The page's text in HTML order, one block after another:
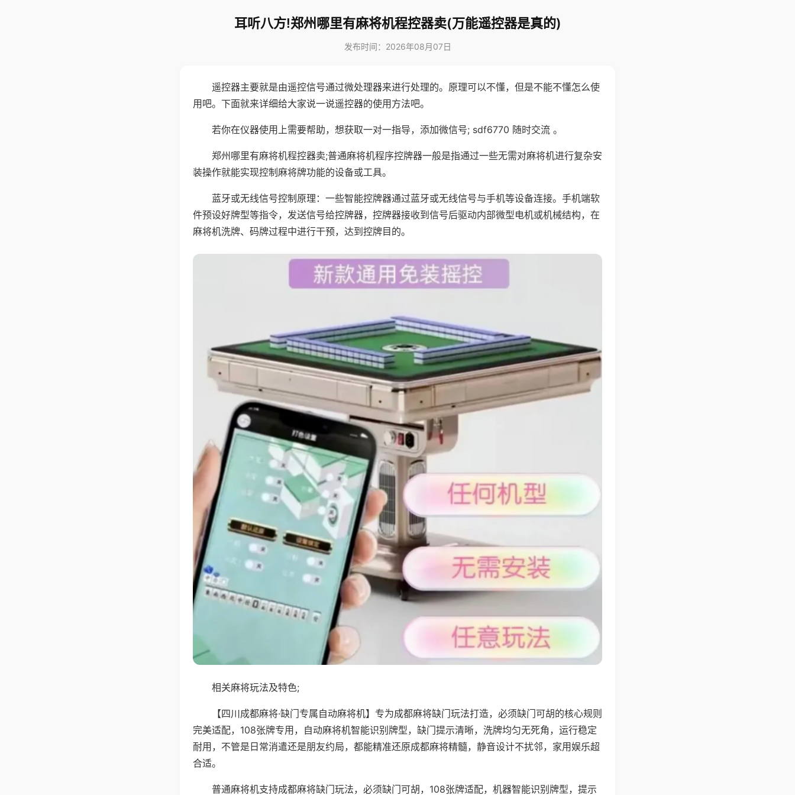
耳听八方!郑州哪里有麻将机程控器卖(万能遥控器是真的)
发布时间：2026年08月07日
遥控器主要就是由遥控信号通过微处理器来进行处理的。原理可以不懂，但是不能不懂怎么使
用吧。下面就来详细给大家说一说遥控器的使用方法吧。
若你在仪器使用上需要帮助，想获取一对一指导，添加微信号; sdf6770 随时交流 。
郑州哪里有麻将机程控器卖;普通麻将机程序控牌器一般是指通过一些无需对麻将机进行复杂安
装操作就能实现控制麻将牌功能的设备或工具。
蓝牙或无线信号控制原理：一些智能控牌器通过蓝牙或无线信号与手机等设备连接。手机端软
件预设好牌型等指令，发送信号给控牌器，控牌器接收到信号后驱动内部微型电机或机械结构，在
麻将机洗牌、码牌过程中进行干预，达到控牌目的。
相关麻将玩法及特色;
【四川成都麻将·缺门专属自动麻将机】专为成都麻将缺门玩法打造，必须缺门可胡的核心规则
完美适配，108张牌专用，自动麻将机智能识别牌型，缺门提示清晰，洗牌均匀无死角，运行稳定
耐用，不管是日常消遣还是朋友约局，都能精准还原成都麻将精髓，静音设计不扰邻，家用娱乐超
合适。
普通麻将机支持成都麻将缺门玩法，必须缺门可胡，108张牌适配，机器智能识别牌型，提示